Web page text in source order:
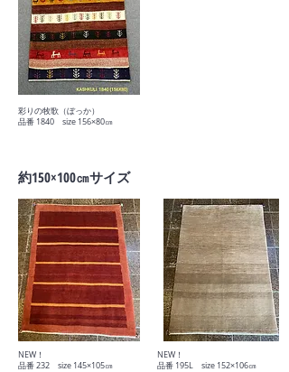
彩りの牧歌（ぼっか）
​品番 1840 size 156×80㎝
​約150×100㎝サイズ
​NEW！
​品番 195L size 152×106㎝
​NEW！
​品番 232 size 145×105㎝